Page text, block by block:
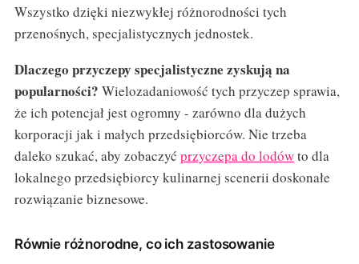
Wszystko dzięki niezwykłej różnorodności tych
przenośnych, specjalistycznych jednostek.
Dlaczego przyczepy specjalistyczne zyskują na
popularności? Wielozadaniowość tych przyczep sprawia,
że ich potencjał jest ogromny - zarówno dla dużych
korporacji jak i małych przedsiębiorców. Nie trzeba
daleko szukać, aby zobaczyć przyczepa do lodówto dla
lokalnego przedsiębiorcy kulinarnej scenerii doskonałe
rozwiązanie biznesowe.
Równie różnorodne, co ich zastosowanie